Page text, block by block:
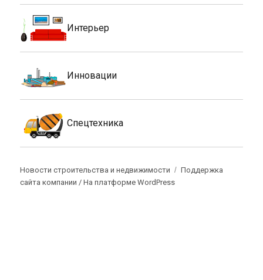
Интерьер
Инновации
Спецтехника
Новости строительства и недвижимости
Поддержка
сайта компании /На платформе WordPress